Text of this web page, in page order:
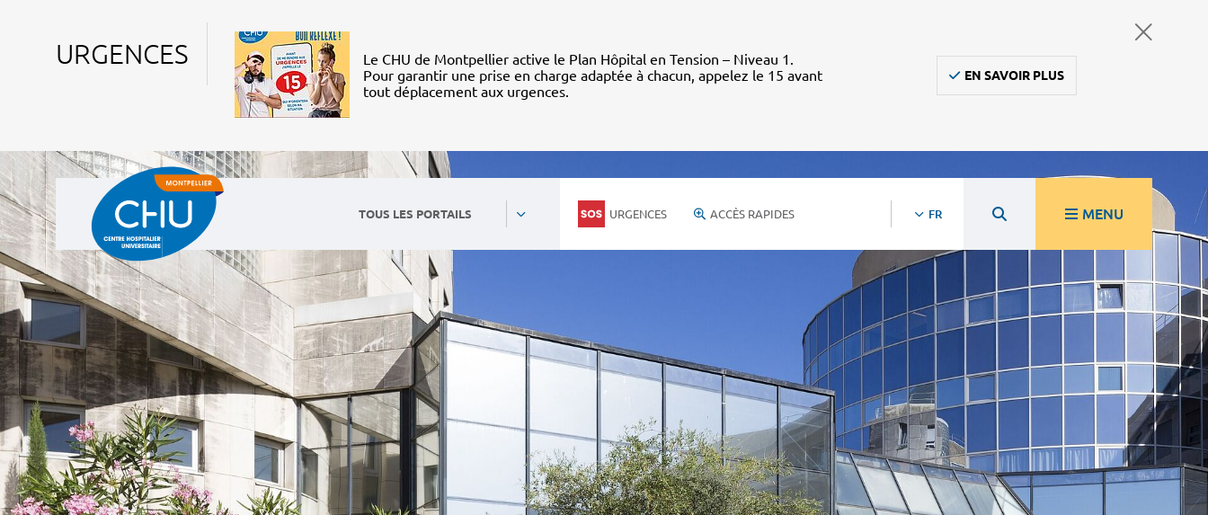
URGENCES
Le CHU de Montpellier active le Plan Hôpital en Tension – Niveau 1.
Pour garantir une prise en charge adaptée à chacun, appelez le 15 avant
tout déplacement aux urgences.
EN SAVOIR PLUS
TOUS LES PORTAILS URGENCES ACCÈS RAPIDES FR MENU